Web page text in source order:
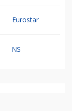
Eurostar
NS